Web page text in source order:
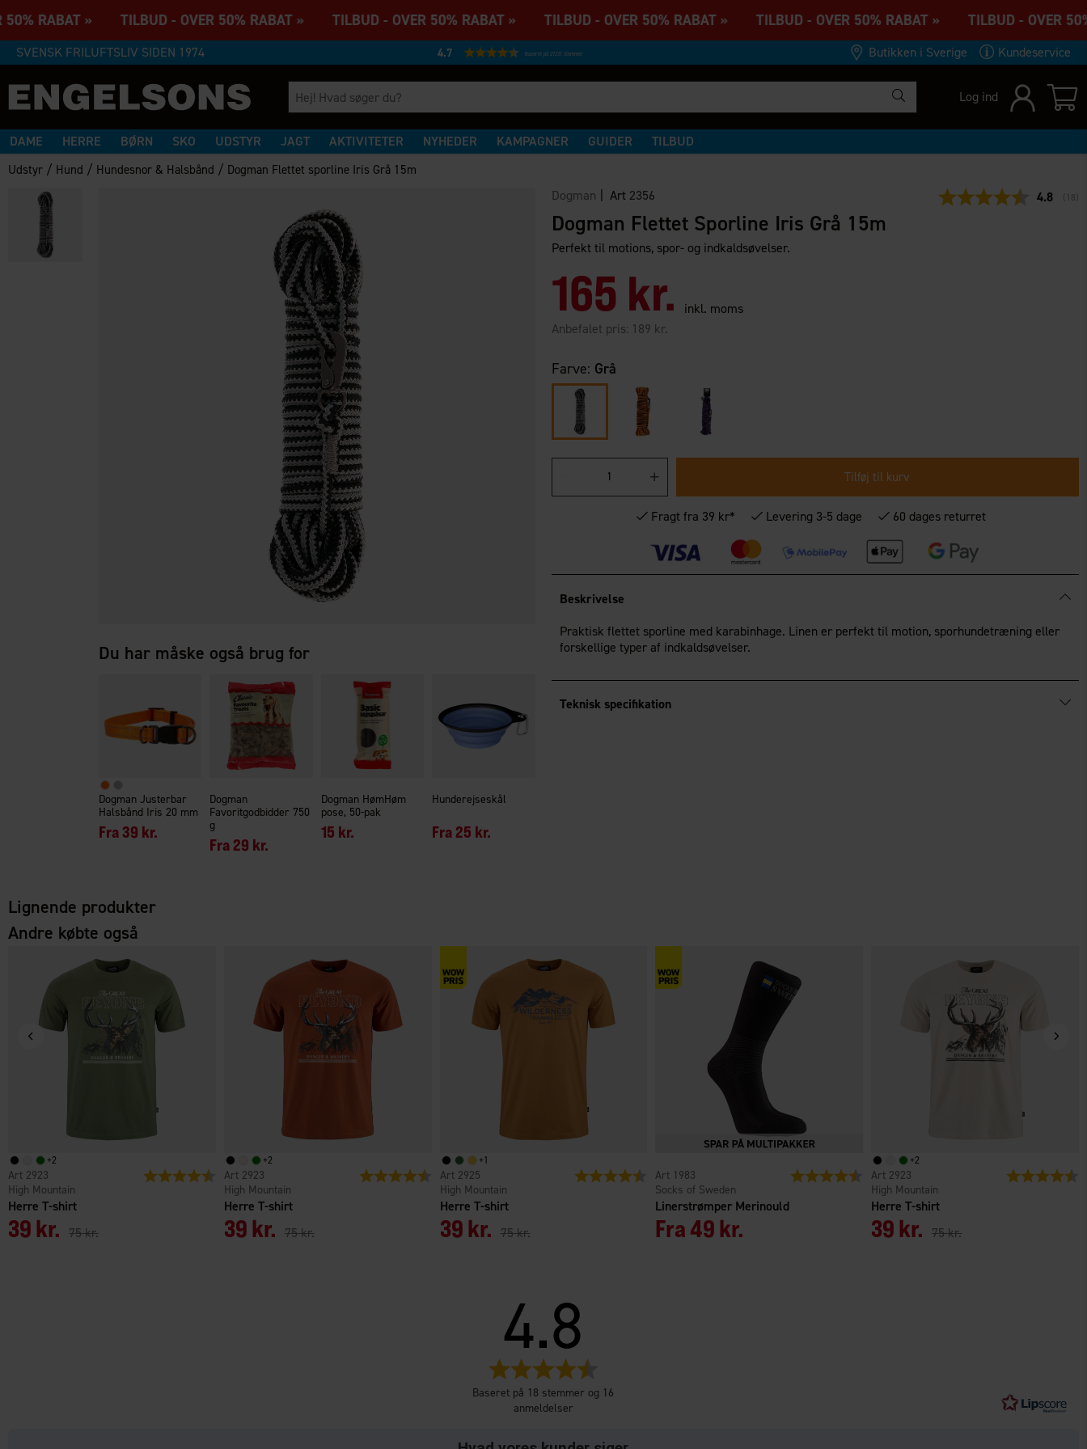
RABAT » TILBUD - OVER 50% RABAT » TILBUD - OVER 50% RABAT » TILBUD - OVER 50% RABAT » TILBUD - OVER 50% RABAT » TILBUD -
SVENSK FRILUFTSLIV SIDEN 1974 4.7 Baseret på 27231 stemmer Butikken i Sverige Kundeservice
Log ind
DAME HERRE BØRN SKO UDSTYR JAGT AKTIVITETER NYHEDER KAMPAGNER GUIDER TILBUD
Udstyr / Hund / Hundesnor & Halsbånd / Dogman Flettet sporline Iris Grå 15m
Du har måske også brug for
Dogman Justerbar
Halsbånd Iris 20 mm
Fra39 kr.
Dogman
Favoritgodbidder 750
g
Fra 29 kr.
Dogman HømHøm
pose, 50-pak
15 kr.
Hunderejseskål
Fra 25 kr.
Dogman | Art 2356 4.8 ( 18
Dogman Flettet Sporline Iris Grå 15m
Perfekt til motions, spor- og indkaldsøvelser.
165 kr.
inkl. moms
Anbefalet pris: 189 kr.
Farve: Grå
Tilføj til kurv
Fragt fra 39 kr* Levering 3-5 dage 60 dages returret
Beskrivelse
Praktisk flettet sporline med karabinhage. Linen er perfekt til motion, sporhundetræning eller
forskellige typer af indkaldsøvelser.
Teknisk specifikation
Lignende produkter
Andre købte også
+2
Herre T-shirt
High Mountain
2923
39 kr. 75 kr.
Vurdering: 4.5 ud af 5 stjerner
+2
Herre T-shirt
High Mountain
2923
39 kr. 75 kr.
Vurdering: 4.5 ud af 5 stjerner
+1
Herre T-shirt
High Mountain
2925
39 kr. 75 kr.
Vurdering: 4.5 ud af 5 stjerner
Linerstrømper Merinould
Socks of Sweden
1983
Fra49 kr.
Vurdering: 4.5 ud af 5 stjerner
+2
Herre T-shirt
High Mountain
2923
39 kr. 75 kr.
Vurdering:
4.8
af
Baseret på 18 stemmer og 16
anmeldelser